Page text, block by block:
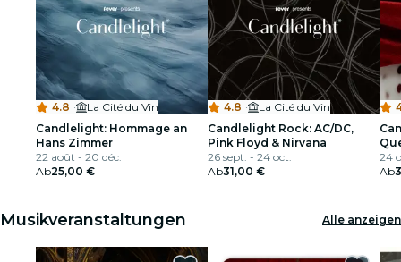
4.8 ·
La Cité du Vin
Candlelight: Hommage an
Hans Zimmer
22 août - 20 déc.
Ab25,00 €
4.8 ·
La Cité du Vin
Candlelight Rock: AC/DC,
Pink Floyd & Nirvana
26 sept. - 24 oct.
Ab31,00 €
24
Ab
Musikveranstaltungen Alle anzeigen